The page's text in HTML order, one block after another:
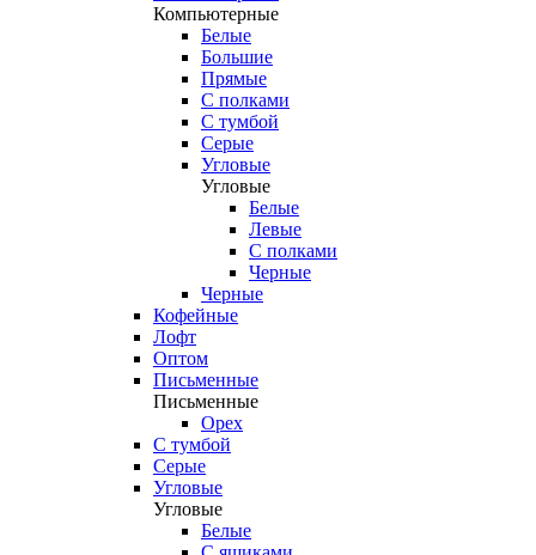
Компьютерные
Белые
Большие
Прямые
С полками
С тумбой
Серые
Угловые
Угловые
Белые
Левые
С полками
Черные
Черные
Кофейные
Лофт
Оптом
Письменные
Письменные
Орех
С тумбой
Серые
Угловые
Угловые
Белые